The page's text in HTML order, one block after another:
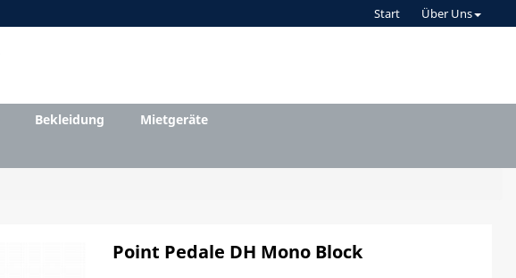
Start Über Uns
Bekleidung
Mietgeräte
Point Pedale DH Mono Block